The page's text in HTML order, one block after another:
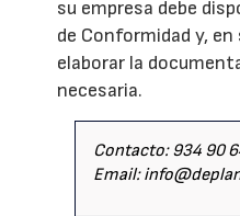
su empresa debe
de Conformidad y, en
elaborar la
necesaria.
Contacto: 934 90
Email: